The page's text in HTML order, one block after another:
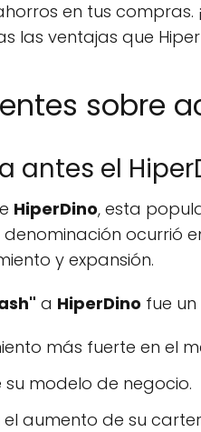
en tus
las ventajas que
sobre
antes el
HiperDino, esta
denominación
y expansión.
a HiperDino fue
más fuerte en el
su modelo de negocio.
aumento de su